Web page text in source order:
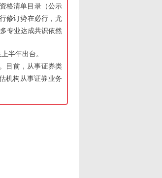
格清单目录（公示
修订势在必行，尤
专业达成共识依然
半年出台。
目前，从事证券类
机构从事证券业务